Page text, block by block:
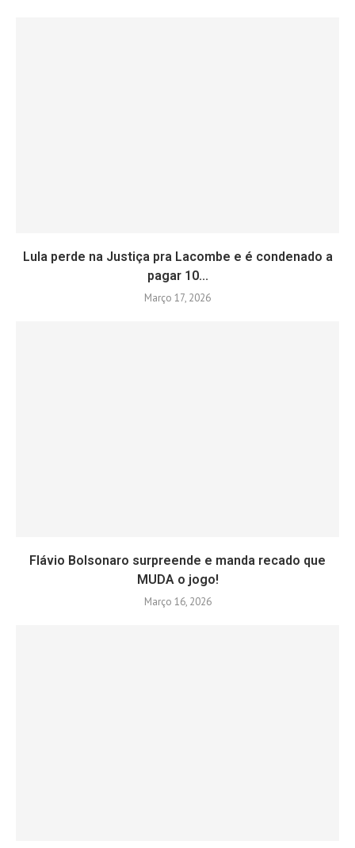
Lula perde na Justiça pra Lacombe e é condenado a
pagar 10...
Março 17, 2026
Flávio Bolsonaro surpreende e manda recado que
MUDA o jogo!
Março 16, 2026